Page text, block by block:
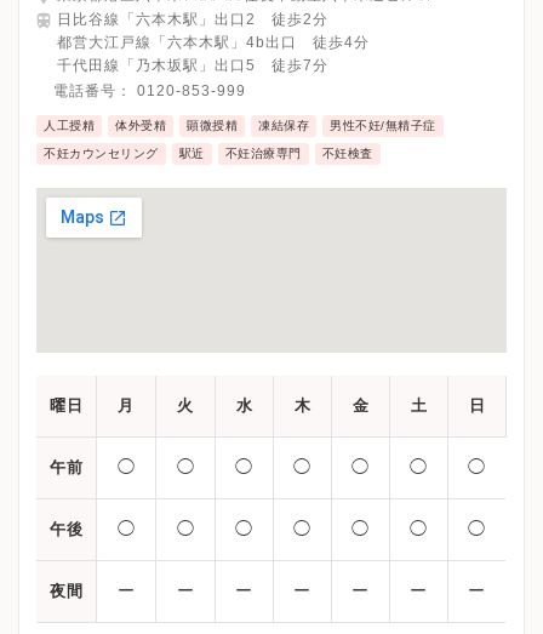
日比谷線「六本木駅」出口2 徒歩2分
都営大江戸線「六本木駅」4b出口 徒歩4分
千代田線「乃木坂駅」出口5 徒歩7分
電話番号： 0120-853-999
人工授精 体外受精 顕微授精 凍結保存 男性不妊/無精子症
不妊カウンセリング 駅近 不妊治療専門 不妊検査
曜日 月 火 水 木 金 土 日
午前 ◯ ◯ ◯ ◯ ◯ ◯ ◯
午後 ◯ ◯ ◯ ◯ ◯ ◯ ◯
夜間 ー ー ー ー ー ー ー